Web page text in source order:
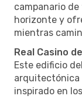
campanario de
horizonte y
mientras
Real Casino
Este edificio del
arquitectónica
inspirado en